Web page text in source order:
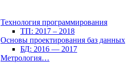
Технология программирования
ТП: 2017 – 2018
Основы проектирования баз данных
БД: 2016 — 2017
Метрология…